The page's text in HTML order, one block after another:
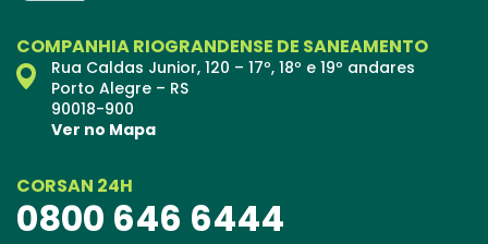
COMPANHIA RIOGRANDENSE DE SANEAMENTO
Rua Caldas Junior, 120 – 17º, 18º e 19º andares
Porto Alegre – RS
90018-900
Ver no Mapa
CORSAN 24H
0800 646 6444